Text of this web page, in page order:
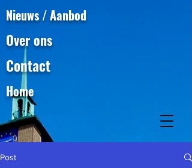
Nieuws / Aanbod
Over ons
Contact
Home
Post